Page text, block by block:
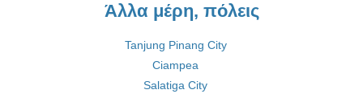
Άλλα μέρη, πόλεις
Tanjung Pinang City
Ciampea
Salatiga City